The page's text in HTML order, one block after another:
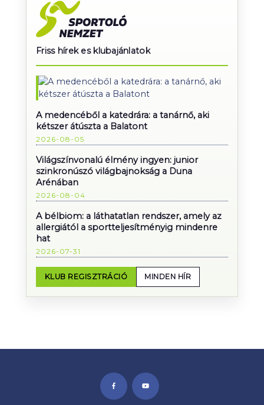
Friss hírek es klubajánlatok
A medencéből a katedrára: a tanárnő, aki
kétszer átúszta a Balatont
2026-08-05
Világszínvonalú élmény ingyen: junior
szinkronúszó világbajnokság a Duna
Arénában
2026-08-04
A bélbiom: a láthatatlan rendszer, amely az
allergiától a sportteljesítményig mindenre
hat
2026-07-31
KLUB REGISZTRÁCIÓ MINDEN HÍR